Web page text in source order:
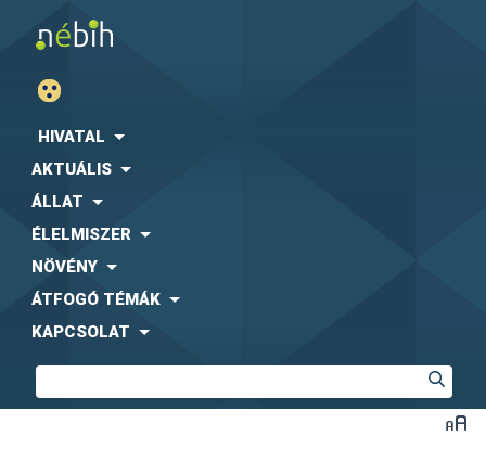
HIVATAL
AKTUÁLIS
ÁLLAT
ÉLELMISZER
NÖVÉNY
ÁTFOGÓ TÉMÁK
KAPCSOLAT